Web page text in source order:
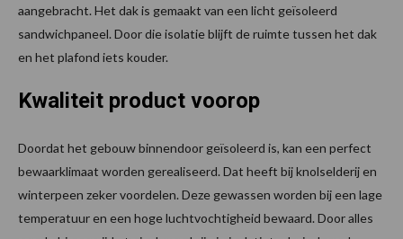
aangebracht. Het dak is gemaakt van een licht geïsoleerd
sandwichpaneel. Door die isolatie blijft de ruimte tussen het dak
en het plafond iets kouder.
Kwaliteit product voorop
Doordat het gebouw binnendoor geïsoleerd is, kan een perfect
bewaarklimaat worden gerealiseerd. Dat heeft bij knolselderij en
winterpeen zeker voordelen. Deze gewassen worden bij een lage
temperatuur en een hoge luchtvochtigheid bewaard. Door alles